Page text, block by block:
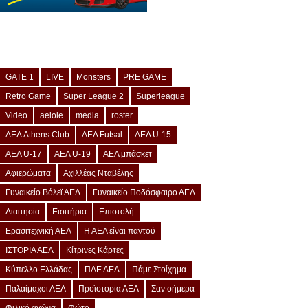
GATE 1 LIVE Monsters
PRE GAME
Retro Game
Super League 2
Superleague
Video
aelole media
roster
ΑΕΛ Athens Club
ΑΕΛ Futsal
ΑΕΛ U-15
ΑΕΛ U-17
ΑΕΛ U-19
ΑΕΛ μπάσκετ
Αφιερώματα
Αχιλλέας Νταβέλης
Γυναικείο Βόλεϊ ΑΕΛ
Γυναικείο Ποδόσφαιρο ΑΕΛ
Διαιτησία
Εισιτήρια
Επιστολή
Ερασιτεχνική ΑΕΛ
Η ΑΕΛ είναι παντού
ΙΣΤΟΡΙΑ ΑΕΛ
Κίτρινες Κάρτες
Κύπελλο Ελλάδας
ΠΑΕ ΑΕΛ
Πάμε Στοίχημα
Παλαίμαχοι ΑΕΛ
Προϊστορία ΑΕΛ
Σαν σήμερα